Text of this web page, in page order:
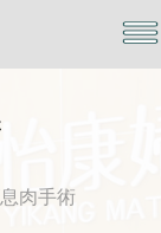
肉手術